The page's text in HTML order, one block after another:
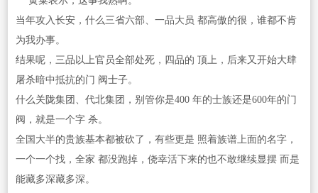
当年攻入长安，什么三省六部、一品大员 都高傲的很，谁都不肯
为我办事。
结果呢，三品以上官员全部处死，四品的 顶上，后来又开始大肆
屠杀暗中抵抗的门 阀士子。
什么关陇集团、代北集团，别管你是400 年的士族还是600年的门
阀，就是一个字 杀。
全国大半的贵族基本都被砍了，有些更是 照着族谱上面的名字，
一个一个找，全家 都没跑掉，侥幸活下来的也不敢继续显摆 而是
能藏多深藏多深。